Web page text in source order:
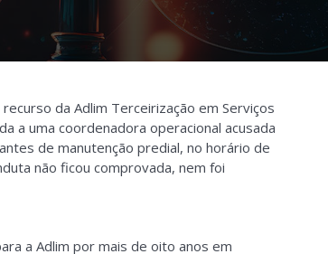
da Adlim Terceirização em Serviços
a uma coordenadora operacional acusada
de manutenção predial, no horário de
não ficou comprovada, nem foi
a Adlim por mais de oito anos em